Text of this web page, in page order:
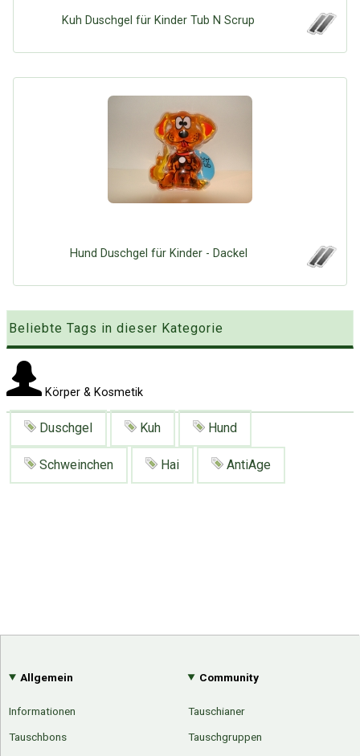
Mit Email Twitter Facebook
Tauschbons
Neue Artikel
Kuh Duschgel für Kinder Tub N Scrup
Hund Duschgel für Kinder - Dackel
Beliebte Tags in dieser Kategorie
Körper & Kosmetik
Duschgel Kuh Hund
Schweinchen Hai AntiAge
Allgemein
Informationen
Tauschbons
Community
Tauschianer
Tauschgruppen